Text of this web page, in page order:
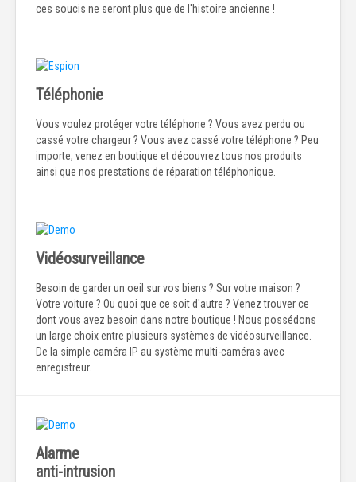
ces soucis ne seront plus que de l'histoire ancienne !
Téléphonie
Vous voulez protéger votre téléphone ? Vous avez perdu ou
cassé votre chargeur ? Vous avez cassé votre téléphone ? Peu
importe, venez en boutique et découvrez tous nos produits
ainsi que nos prestations de réparation téléphonique.
Vidéosurveillance
Besoin de garder un oeil sur vos biens ? Sur votre maison ?
Votre voiture ? Ou quoi que ce soit d'autre ? Venez trouver ce
dont vous avez besoin dans notre boutique ! Nous possédons
un large choix entre plusieurs systèmes de vidéosurveillance.
De la simple caméra IP au système multi-caméras avec
enregistreur.
Alarme
anti-intrusion